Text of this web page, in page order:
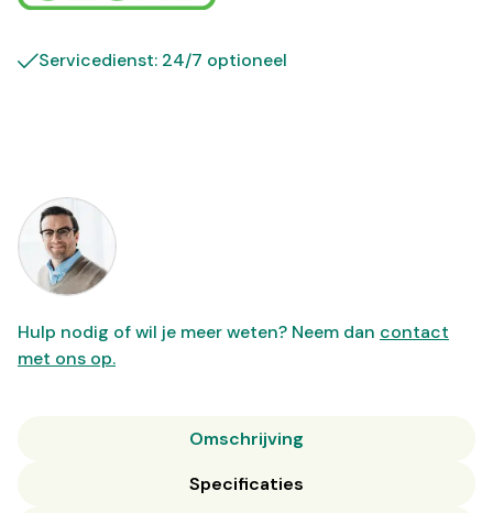
Servicedienst: 24/7 optioneel
Hulp nodig of wil je meer weten? Neem dan contact
met ons op.
Omschrijving
Specificaties